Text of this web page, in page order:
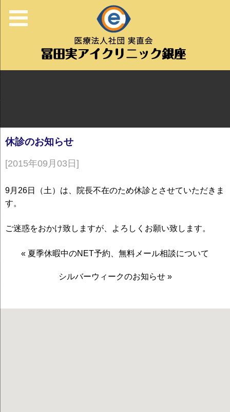
休診のお知らせ
[2015年09月03日]
9月26日（土）は、院長不在のため休診とさせていただきま
す。
ご迷惑をおかけ致しますが、よろしくお願い致します。
« 夏季休暇中のNET予約、無料メール相談について
シルバーウィークのお知らせ»